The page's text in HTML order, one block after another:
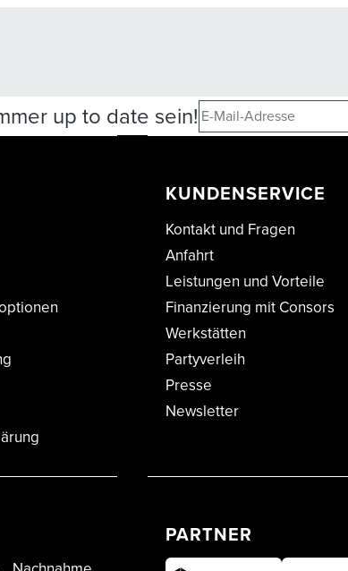
up to date sein!
KUNDENSERVICE
Kontakt und Fragen
Anfahrt
Leistungen und Vorteile
Finanzierung mit Consors
Werkstätten
Partyverleih
Presse
Newsletter
PARTNER